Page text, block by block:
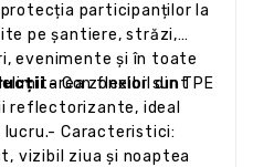
participanților la
pe șantiere, străzi,
evenimente și în toate
zonelor sunt
-Con flexibil din TPE
reflectorizante, ideal
lucru.- Caracteristici:
vizibil ziua și noaptea